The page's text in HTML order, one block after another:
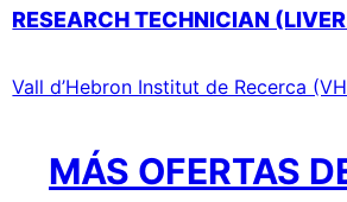
RESEARCH TECHNICIAN
Vall d’Hebron Institut de Recerca
MÁS OFERTAS